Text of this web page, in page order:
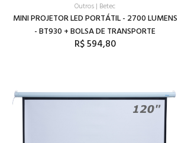
Outros | Betec
MINI PROJETOR LED PORTÁTIL - 2700 LUMENS
- BT930 + BOLSA DE TRANSPORTE
R$ 594,80